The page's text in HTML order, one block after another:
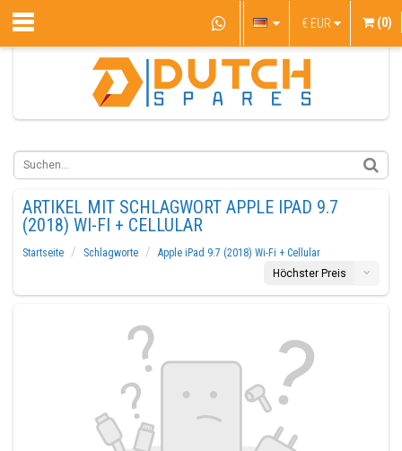
€ EUR (0)
ARTIKEL MIT SCHLAGWORT APPLE IPAD 9.7
(2018) WI-FI + CELLULAR
Startseite Schlagworte
Apple iPad 9.7 (2018) Wi-Fi + Cellular
Höchster Preis